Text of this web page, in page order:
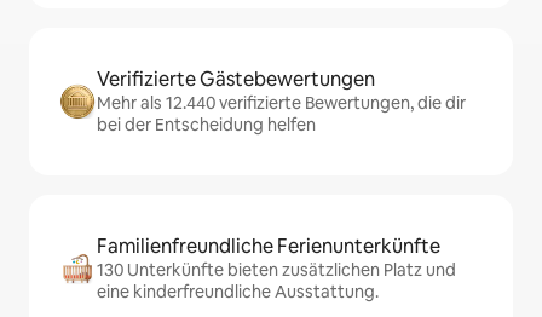
Verifizierte Gästebewertungen
Mehr als 12.440 verifizierte Bewertungen, die dir
bei der Entscheidung helfen
Familienfreundliche Ferienunterkünfte
130 Unterkünfte bieten zusätzlichen Platz und
eine kinderfreundliche Ausstattung.